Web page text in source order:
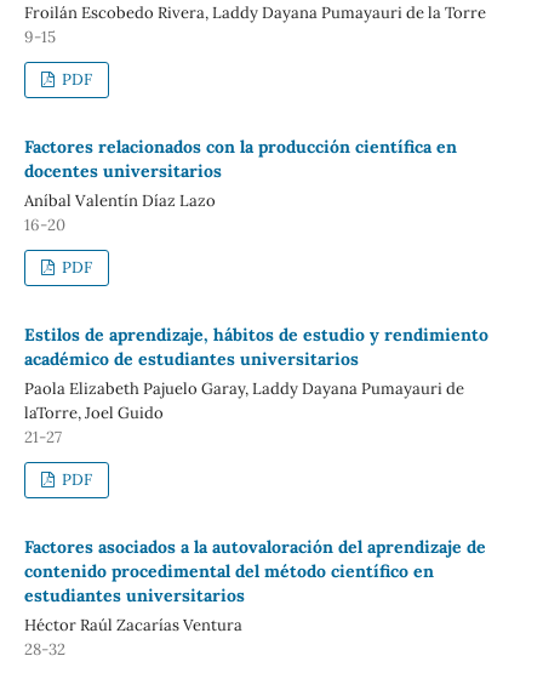
Froilán Escobedo Rivera, Laddy Dayana Pumayauri de la Torre
9-15
PDF
Factores relacionados con la producción científica en
docentes universitarios
Aníbal Valentín Díaz Lazo
16-20
PDF
Estilos de aprendizaje, hábitos de estudio y rendimiento
académico de estudiantes universitarios
Paola Elizabeth Pajuelo Garay, Laddy Dayana Pumayauri de
laTorre, Joel Guido
21-27
PDF
Factores asociados a la autovaloración del aprendizaje de
contenido procedimental del método científico en
estudiantes universitarios
Héctor Raúl Zacarías Ventura
28-32